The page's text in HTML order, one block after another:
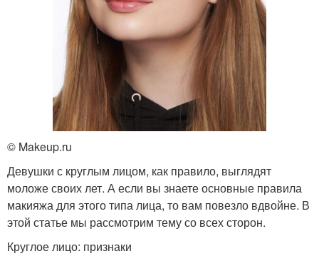
© Makeup.ru
Девушки с круглым лицом, как правило, выглядят
моложе своих лет. А если вы знаете основные правила
макияжа для этого типа лица, то вам повезло вдвойне. В
этой статье мы рассмотрим тему со всех сторон.
Круглое лицо: признаки